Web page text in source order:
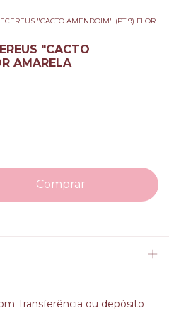
"CACTO AMENDOIM" (PT 9) FLOR
"CACTO
AMARELA
Transferência ou depósito